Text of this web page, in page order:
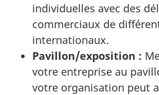
individuelles avec des
commerciaux de
internationaux.
Pavillon/exposition :
votre entreprise au
votre organisation peut